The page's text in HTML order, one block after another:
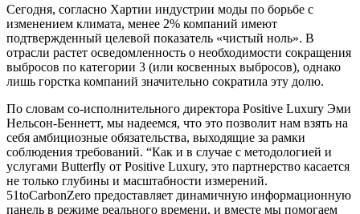
Сегодня, согласно Хартии индустрии моды по борьбе с
изменением климата, менее 2% компаний имеют
подтвержденный целевой показатель «чистый ноль». В
отрасли растет осведомленность о необходимости сокращения
выбросов по категории 3 (или косвенных выбросов), однако
лишь горстка компаний значительно сократила эту долю.
По словам со-исполнительного директора Positive Luxury Эми
Нельсон-Беннетт, мы надеемся, что это позволит нам взять на
себя амбициозные обязательства, выходящие за рамки
соблюдения требований. “Как и в случае с методологией и
услугами Butterfly от Positive Luxury, это партнерство касается
не только глубины и масштабности измерений.
51toCarbonZero предоставляет динамичную информационную
панель в режиме реального времени, и вместе мы помогаем